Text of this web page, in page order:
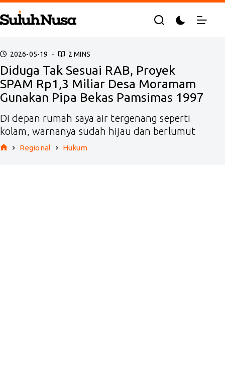
Skip
to
content
2026-05-19 2 MINS
Diduga Tak Sesuai RAB, Proyek
SPAM Rp1,3 Miliar Desa Moramam
Gunakan Pipa Bekas Pamsimas 1997
Di depan rumah saya air tergenang seperti
kolam, warnanya sudah hijau dan berlumut
Regional Hukum